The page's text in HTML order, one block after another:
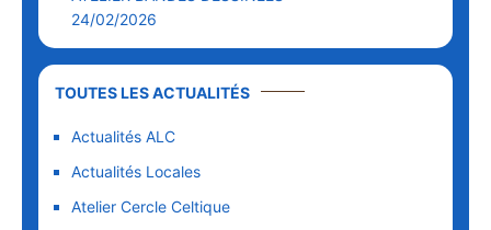
24/02/2026
TOUTES LES ACTUALITÉS
Actualités ALC
Actualités Locales
Atelier Cercle Celtique